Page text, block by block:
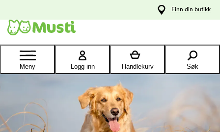
Kontakt
kundeservice
Finn din butikk
Meny Logg inn Handlekurv Søk